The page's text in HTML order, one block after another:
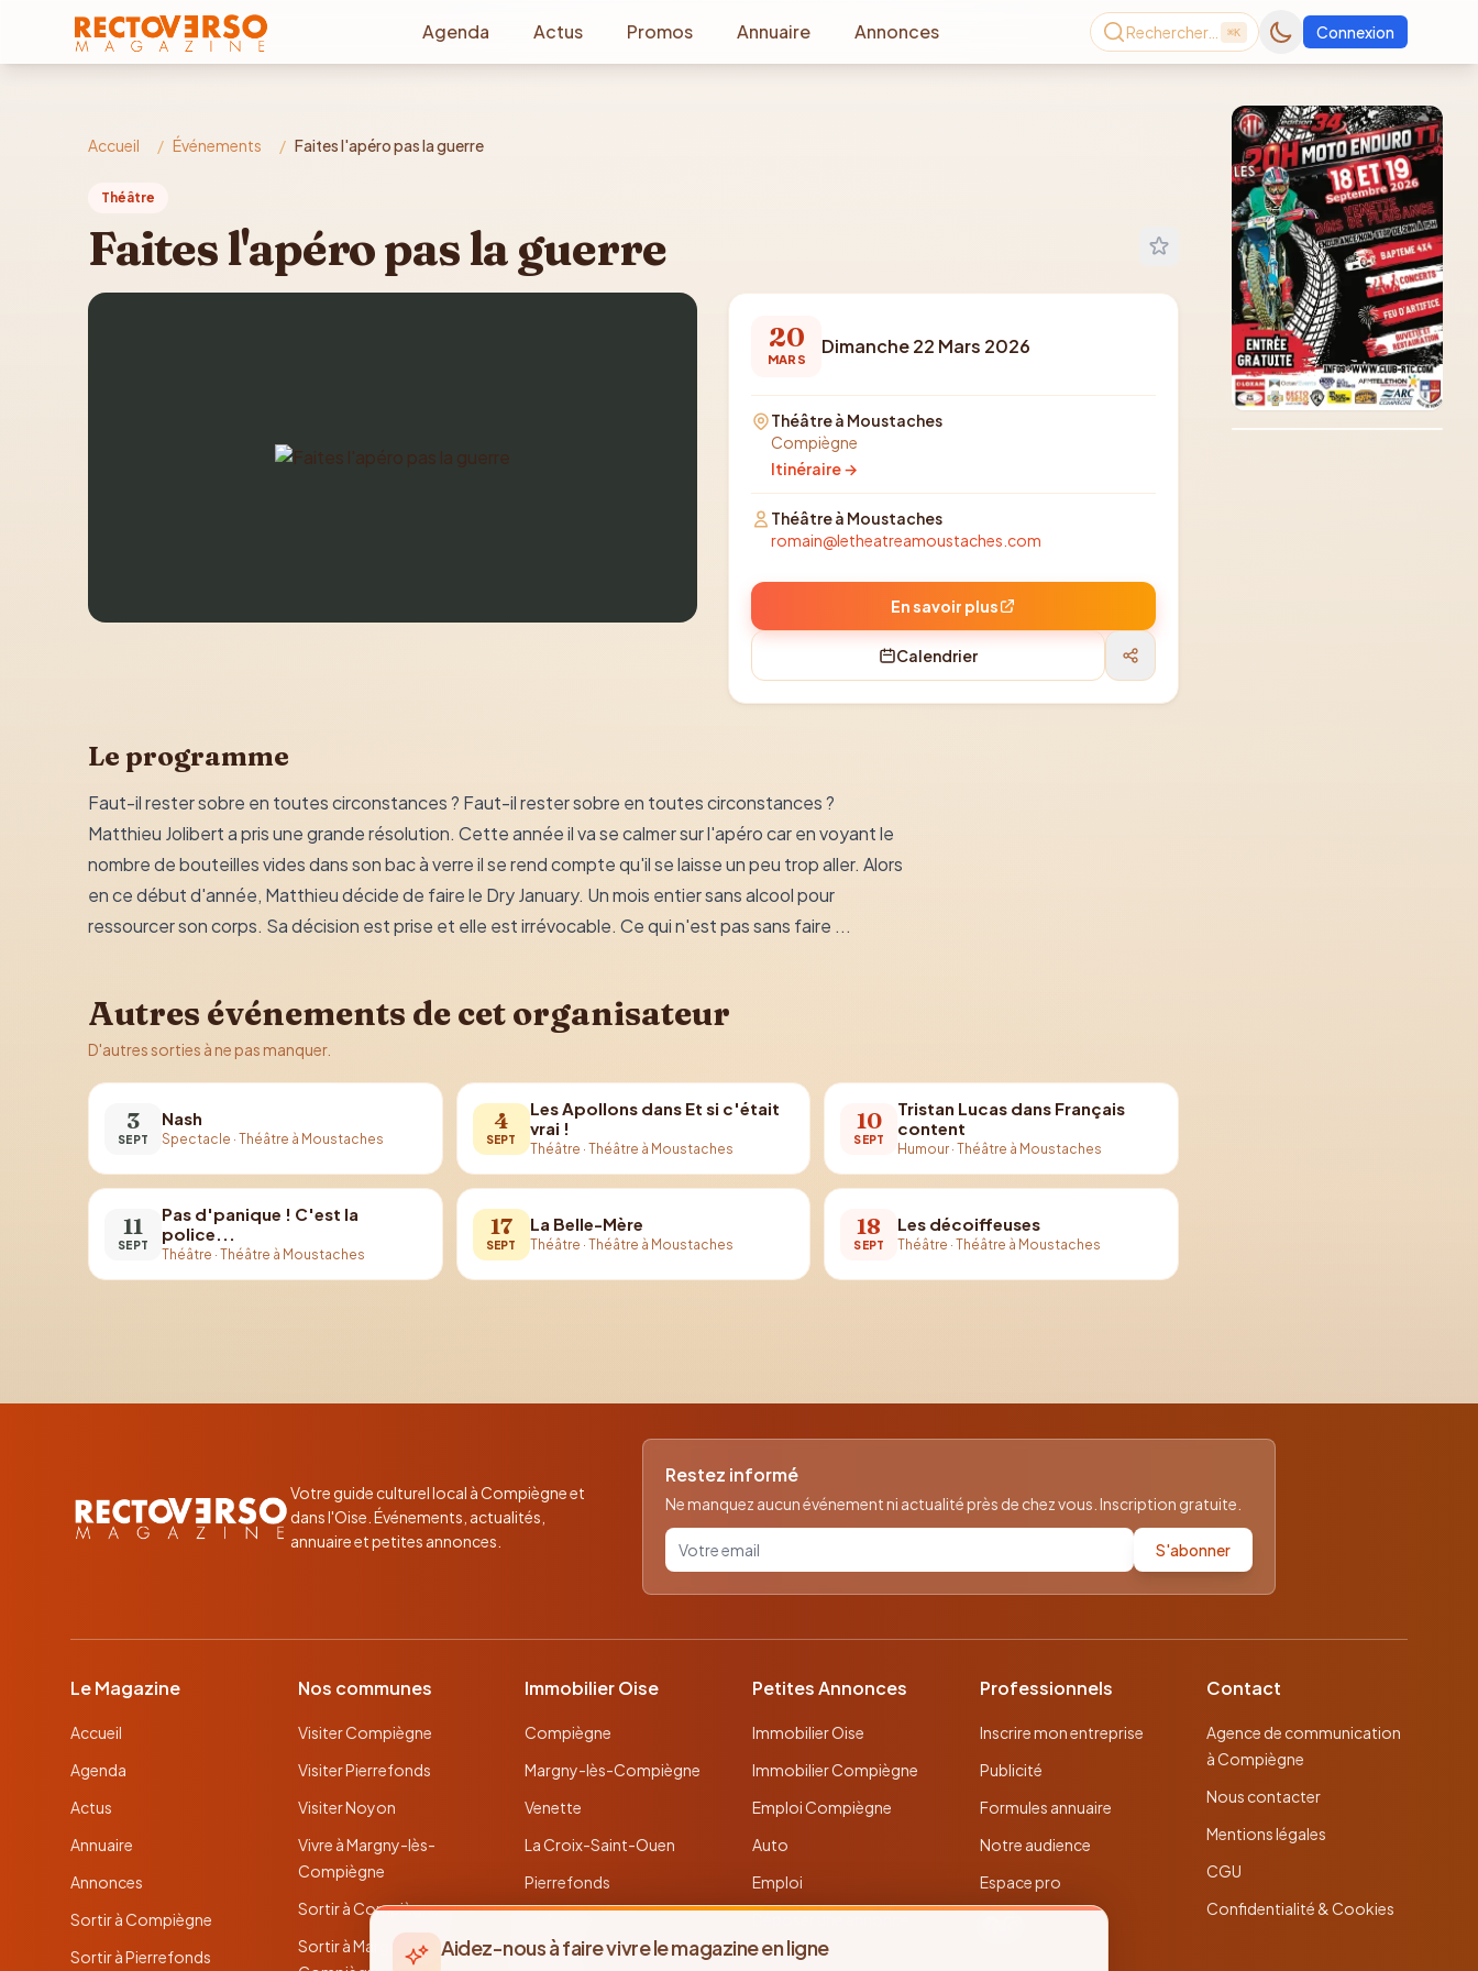
Aller au contenu principal
Agenda
Actus Promos Annuaire Annonces Rechercher… ⌘K Connexion
Accueil / Événements / Faites l'apéro pas la guerre
Théâtre
Faites l'apéro pas la guerre
20
MARS
Dimanche 22 Mars 2026
Théâtre à Moustaches
Compiègne
Itinéraire →
Théâtre à Moustaches
romain@letheatreamoustaches.com
En savoir plus
Calendrier
Le programme
Faut-il rester sobre en toutes circonstances ? Faut-il rester sobre en toutes circonstances ?
Matthieu Jolibert a pris une grande résolution. Cette année il va se calmer sur l'apéro car en voyant le
nombre de bouteilles vides dans son bac à verre il se rend compte qu'il se laisse un peu trop aller. Alors
en ce début d'année, Matthieu décide de faire le Dry January. Un mois entier sans alcool pour
ressourcer son corps. Sa décision est prise et elle est irrévocable. Ce qui n'est pas sans faire ...
Autres événements de cet organisateur
D'autres sorties à ne pas manquer.
3
SEPT
Nash
Spectacle · Théâtre à Moustaches
4
SEPT
Les Apollons dans Et si c'était
vrai !
Théâtre · Théâtre à Moustaches
10
SEPT
Tristan Lucas dans Français
content
Humour ·Théâtre à Moustaches
11
SEPT
Pas d'panique ! C'est la
police...
Théâtre · Théâtre à Moustaches
17
SEPT
La Belle-Mère
Théâtre · Théâtre à Moustaches
18
SEPT
Les décoiffeuses
Théâtre ·Théâtre à Moustaches
Consultez le dernier
magazine en ligne
Août2026
Votre guide culturel local à Compiègne et
dans l'Oise. Événements, actualités,
annuaire et petites annonces.
Restez informé
Ne manquez aucun événement ni actualité près de chez vous. Inscription gratuite.
Votre email pour la newsletter S'abonner
Le Magazine
Accueil
Agenda
Actus
Annuaire
Annonces
Sortir à Compiègne
Sortir à Pierrefonds
Nos communes
Visiter Compiègne
Visiter Pierrefonds
Visiter Noyon
Vivre à Margny-lès-
Compiègne
Sortir à Compiègne
Sortir à Margny-lès-
Immobilier Oise
Compiègne
Margny-lès-Compiègne
Venette
La Croix-Saint-Ouen
Pierrefonds
Noyon
Petites Annonces
Immobilier Oise
Immobilier Compiègne
Emploi Compiègne
Auto
Emploi
Toutes les annonces
Professionnels
Inscrire mon entreprise
Publicité
Formules annuaire
Notre audience
Espace pro
Contact
Agence de communication
à Compiègne
Nous contacter
Mentions légales
CGU
Confidentialité & Cookies
Aidez-nous à faire vivre le magazine en ligne